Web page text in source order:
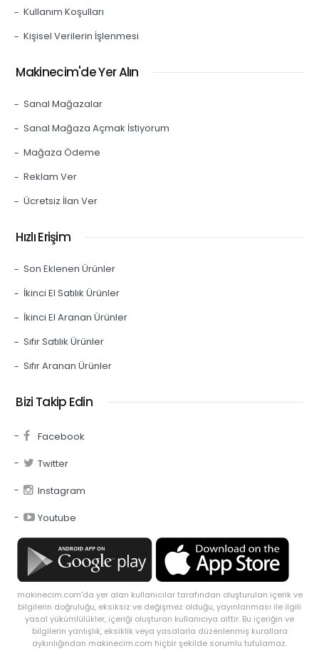
Kullanım Koşulları
Kişisel Verilerin İşlenmesi
Makinecim'de Yer Alın
Sanal Mağazalar
Sanal Mağaza Açmak İstiyorum
Mağaza Ödeme
Reklam Ver
Ücretsiz İlan Ver
Hızlı Erişim
Son Eklenen Ürünler
İkinci El Satılık Ürünler
İkinci El Aranan Ürünler
Sıfır Satılık Ürünler
Sıfır Aranan Ürünler
Bizi Takip Edin
Facebook
Twitter
Instagram
Youtube
makinecim.com'da yer alan kullanıcılar tarafından oluşturulan içerik ve
bilgilerin doğruluğu, eksiksiz ve değişmez olduğu, yayınlanması ile ilgili
yasal yükümlülükler, içeriği oluşturan kullanıcıya aittir. Bu içeriğin ve
bilgilerin yanlışlık, eksiklik veya yasalarla düzenlenmiş kurallara
aykırılığından makinecim.com hiçbir şekilde sorumlu tutulamaz.